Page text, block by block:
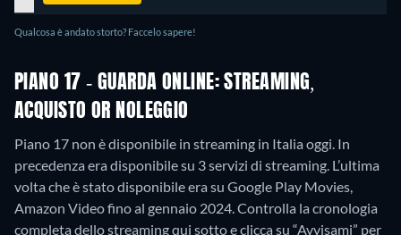
Qualcosa è andato storto? Faccelo sapere!
PIANO 17 - GUARDA ONLINE: STREAMING,
ACQUISTO OR NOLEGGIO
Piano 17 non è disponibile in streaming in Italia oggi. In
precedenza era disponibile su 3 servizi di streaming. L’ultima
volta che è stato disponibile era su Google Play Movies,
Amazon Video fino al gennaio 2024. Controlla la cronologia
completa dello streaming qui sotto e clicca su “Avvisami” per